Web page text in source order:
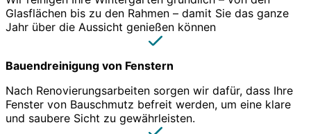
Glasflächen bis zu den Rahmen – damit Sie das ganze
Jahr über die Aussicht genießen können
Bauendreinigung von Fenstern
Nach Renovierungsarbeiten sorgen wir dafür, dass Ihre
Fenster von Bauschmutz befreit werden, um eine klare
und saubere Sicht zu gewährleisten.